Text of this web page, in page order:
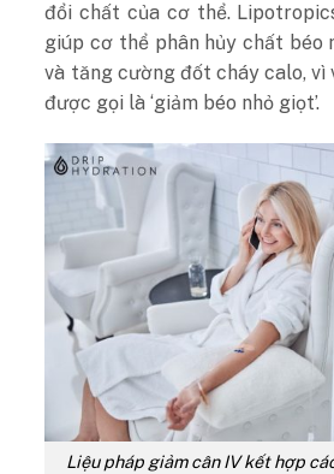
đổi chất của cơ thể.
giúp cơ thể phân hủy chất béo
và tăng cường đốt cháy calo, vì
được gọi là ‘giảm béo nhỏ giọt’.
Liệu pháp giảm cân IV kết hợp